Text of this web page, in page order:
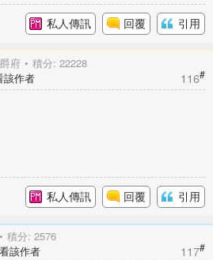
私人傳訊 回覆 引用
府 積分: 22228
116#
該作者
私人傳訊 回覆 引用
積分: 2576
117#
該作者